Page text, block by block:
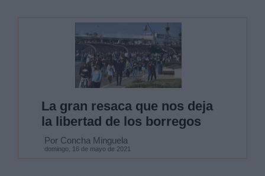
La gran resaca que nos deja
la libertad de los borregos
Por Concha Minguela
domingo, 16 de mayo de 2021